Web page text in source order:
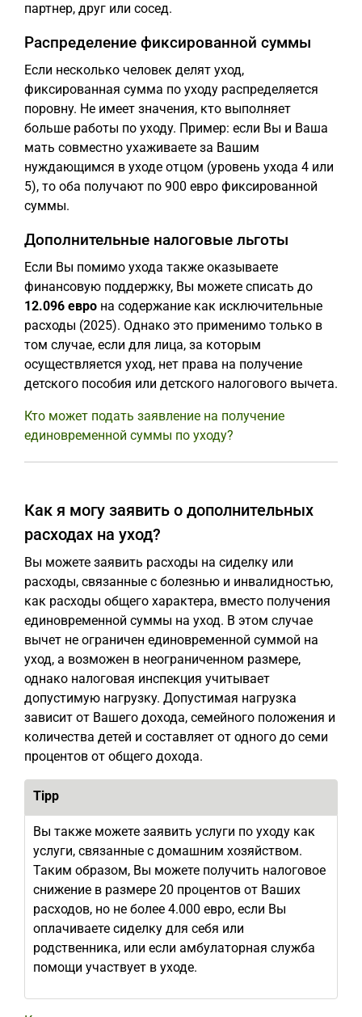
партнер, друг или сосед.
Распределение фиксированной суммы
Если несколько человек делят уход,
фиксированная сумма по уходу распределяется
поровну. Не имеет значения, кто выполняет
больше работы по уходу. Пример: если Вы и Ваша
мать совместно ухаживаете за Вашим
нуждающимся в уходе отцом (уровень ухода 4 или
5), то оба получают по 900 евро фиксированной
суммы.
Дополнительные налоговые льготы
Если Вы помимо ухода также оказываете
финансовую поддержку, Вы можете списать до
12.096 евро на содержание как исключительные
расходы (2025). Однако это применимо только в
том случае, если для лица, за которым
осуществляется уход, нет права на получение
детского пособия или детского налогового вычета.
Кто может подать заявление на получение
единовременной суммы по уходу?
Как я могу заявить о дополнительных
расходах на уход?
Вы можете заявить расходы на сиделку или
расходы, связанные с болезнью и инвалидностью,
как расходы общего характера, вместо получения
единовременной суммы на уход. В этом случае
вычет не ограничен единовременной суммой на
уход, а возможен в неограниченном размере,
однако налоговая инспекция учитывает
допустимую нагрузку. Допустимая нагрузка
зависит от Вашего дохода, семейного положения и
количества детей и составляет от одного до семи
процентов от общего дохода.
Tipp
Вы также можете заявить услуги по уходу как
услуги, связанные с домашним хозяйством.
Таким образом, Вы можете получить налоговое
снижение в размере 20 процентов от Ваших
расходов, но не более 4.000 евро, если Вы
оплачиваете сиделку для себя или
родственника, или если амбулаторная служба
помощи участвует в уходе.